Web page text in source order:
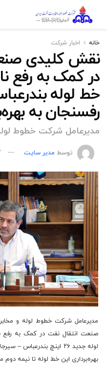
خانه اخبار شركت
نقش کلیدی
در کمک به رفع
خط لوله
رفسنجان به
مدیرعامل شرکت خطوط
توسط مدیر سایت
مدیرعامل شرکت خطوط لوله و
صنعت انتقال نفت در کمک به رفع
لوله جدید ۲۶ اینچ
بهره‌برداری این خط لوله تا نیمه‌ دوم